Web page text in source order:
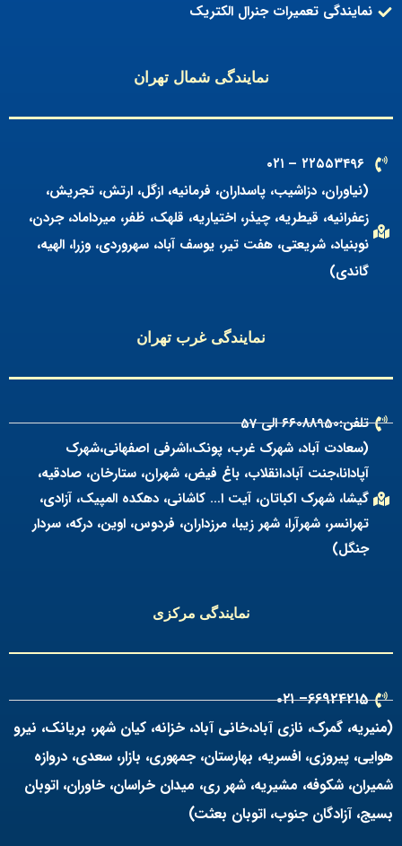
نمایندگی تعمیرات جنرال الکتریک
نمایندگی شمال تهران
۲۲۵۵۳۴۹۶ – ۰۲۱
(نیاوران، دزاشیب، پاسداران، فرمانیه، ازگل، ارتش، تجریش،
زعفرانیه، قیطریه، چیذر، اختیاریه، قلهک، ظفر، میرداماد، جردن،
نوبنیاد، شریعتی، هفت تیر، یوسف آباد، سهروردی، وزرا، الهیه،
گاندی)
نمایندگی غرب تهران
تلفن:۶۶088950 الی 57
(سعادت آباد، شهرک غرب، پونک،اشرفی اصفهانی،شهرک
آپادانا،جنت آباد،انقلاب، باغ فیض، شهران، ستارخان، صادقیه،
گیشا، شهرک اکباتان، آیت ا… کاشانی، دهکده المپیک، آزادی،
تهرانسر، شهرآرا، شهر زیبا، مرزداران، فردوس، اوین، درکه، سردار
جنگل)
نمایندگی مرکزی
66924215– ۰۲۱
(منیریه، گمرک، نازی آباد،خانی آباد، خزانه، کیان شهر، بریانک، نیرو
هوایی، پیروزی، افسریه، بهارستان، جمهوری، بازار، سعدی، دروازه
شمیران، شکوفه، مشیریه، شهر ری، میدان خراسان، خاوران، اتوبان
بسیج، آزادگان جنوب، اتوبان بعثت)